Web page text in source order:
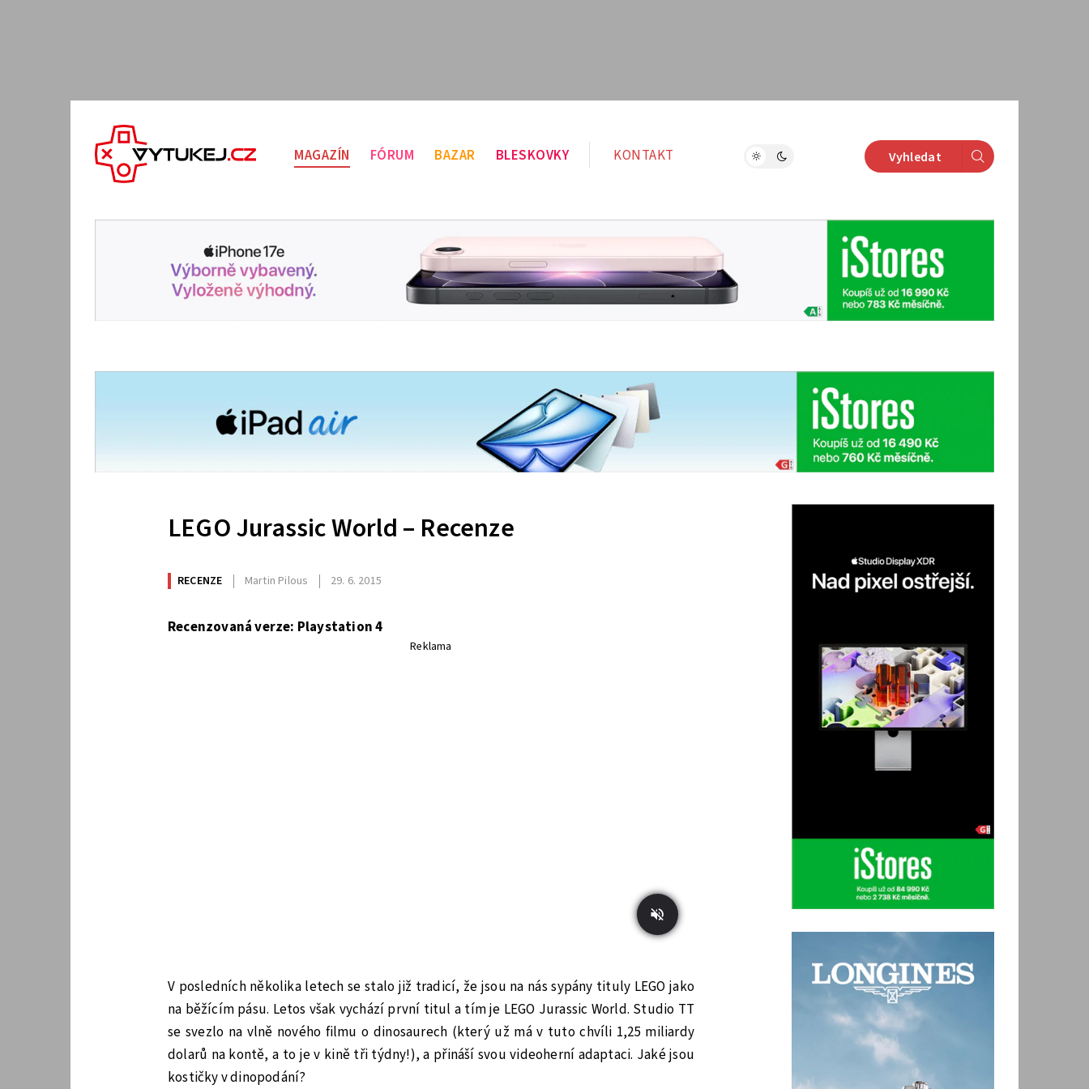
MAGAZÍN FÓRUM BAZAR BLESKOVKY KONTAKT Vyhledat
LEGO Jurassic World – Recenze
RECENZE Martin Pilous 29. 6. 2015
Recenzovaná verze: Playstation 4
Reklama
V posledních několika letech se stalo již tradicí, že jsou na nás sypány tituly LEGO jako
na běžícím pásu. Letos však vychází první titul a tím je LEGO Jurassic World. Studio TT
se svezlo na vlně nového filmu o dinosaurech (který už má v tuto chvíli 1,25 miliardy
dolarů na kontě, a to je v kině tři týdny!), a přináší svou videoherní adaptaci. Jaké jsou
kostičky v dinopodání?